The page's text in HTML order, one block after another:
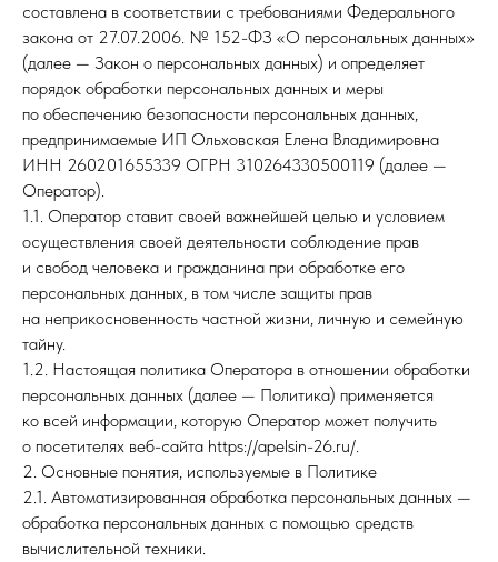
составлена в соответствии с требованиями Федерального
закона от 27.07.2006. № 152-ФЗ «О персональных данных»
(далее — Закон о персональных данных) и определяет
порядок обработки персональных данных и меры
по обеспечению безопасности персональных данных,
предпринимаемые ИП Ольховская Елена Владимировна
ИНН 260201655339 ОГРН 310264330500119 (далее —
Оператор).
1.1. Оператор ставит своей важнейшей целью и условием
осуществления своей деятельности соблюдение прав
и свобод человека и гражданина при обработке его
персональных данных, в том числе защиты прав
на неприкосновенность частной жизни, личную и семейную
тайну.
1.2. Настоящая политика Оператора в отношении обработки
персональных данных (далее — Политика) применяется
ко всей информации, которую Оператор может получить
о посетителях веб-сайта https://apelsin-26.ru/.
2. Основные понятия, используемые в Политике
2.1. Автоматизированная обработка персональных данных —
обработка персональных данных с помощью средств
вычислительной техники.